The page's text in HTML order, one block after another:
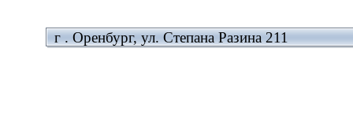
г . Оренбург, ул. Степана Разина 211